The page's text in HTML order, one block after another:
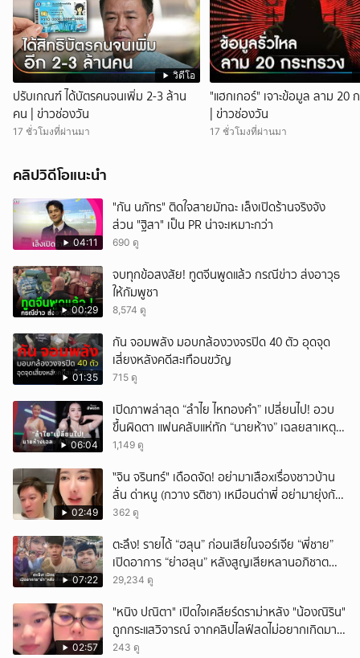
วิดีโอ
ปรับเกณฑ์ ได้บัตรคนจนเพิ่ม 2-3 ล้าน
คน | ข่าวช่องวัน
17 ชั่วโมงที่ผ่านมา
"แฮกเกอร์" เจาะข้อมูล ลาม 20
| ข่าวช่องวัน
17 ชั่วโมงที่ผ่านมา
คลิปวิดีโอแนะนำ
04:11
"กัน นภัทร" ติดใจสายมัทฉะ เล็งเปิดร้านจริงจัง
ส่วน "ฐิสา" เป็น PR น่าจะเหมาะกว่า
690 ดู
00:29
จบทุกข้อสงสัย! ทูตจีนพูดแล้ว กรณีข่าว ส่งอาวุธ
ให้กัมพูชา
8,574 ดู
01:35
กัน จอมพลัง มอบกล้องวงจรปิด 40 ตัว อุดจุด
เสี่ยงหลังคดีสะเทือนขวัญ
715 ดู
06:04
เปิดภาพล่าสุด “ลำไย ไหทองคำ” เปลี่ยนไป! อวบ
ขึ้นผิดตา แฟนคลับแห่ทัก “นายห้าง” เฉลยสาเหตุ
ชัด!
1,149 ดู
02:49
ั่"จิน จรินทร์" เดือดจัด! อย่ามาเสือxเรื่องชาวบ้าน
ลั่น ด่าหนู (กวาง รติชา) เหมือนด่าพี่ อย่ามายุ่งกับ
คนของผม จบ!!!
362 ดู
07:22
ตะลึง! รายได้ “ฮลุน” ก่อนเสียในจอร์เจีย “พี่ชาย”
เปิดอาการ “ย่าฮลุน” หลังสูญเสียหลานอภิชาต
บุตร!
29,234 ดู
02:57
"หนิง ปณิตา" เปิดใจเคลียร์ดราม่าหลัง "น้องณิริน"
ถูกกระแสวิจารณ์ จากคลิปไลฟ์สดไม่อยากเกิดมา
หน้าเหมือนพ่อ
243 ดู